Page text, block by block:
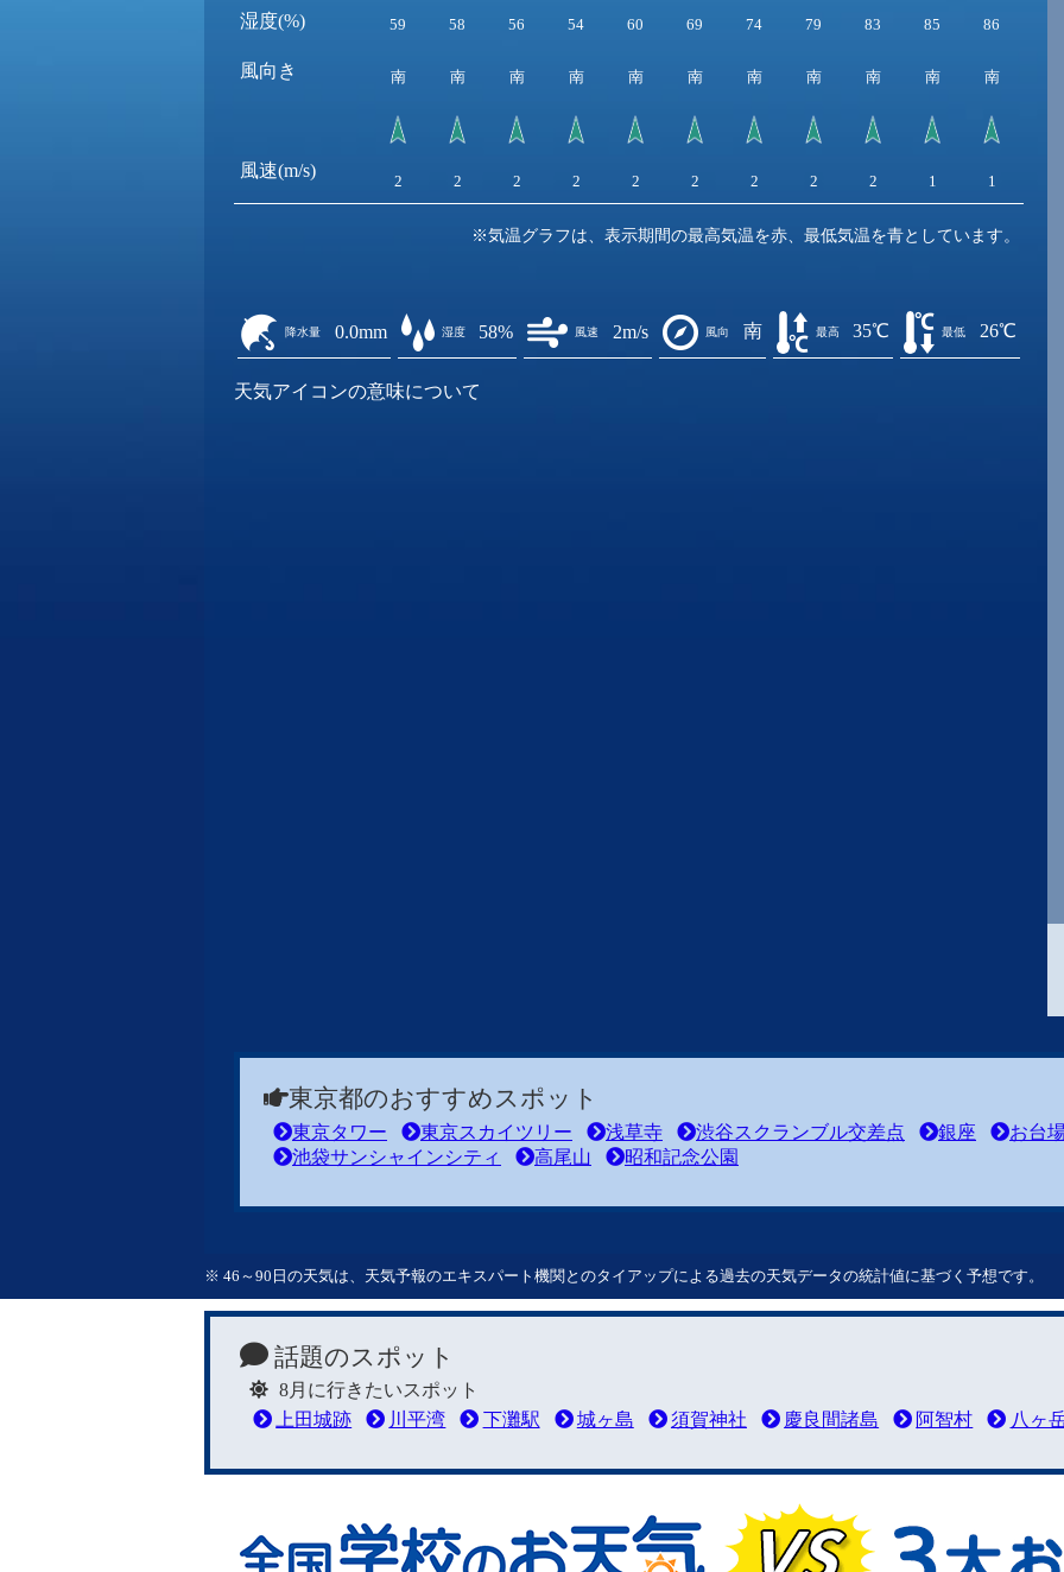
湿度(%)
風向き
風速(m/s)
59 58 56 54 60 69 74 79 83 85 86
南 南 南 南 南 南 南 南 南 南 南
2 2 2 2 2 2 2 2 2 1 1
※気温グラフは、表示期間の最高気温を赤、最低気温を青としています。
降水量 0.0mm 湿度 58% 風速 2m/s 風向 南 最高 35℃ 最低 26℃
天気アイコンの意味について
東京都のおすすめスポット
東京タワー 東京スカイツリー 浅草寺 渋谷スクランブル交差点 銀座
お台
池袋サンシャインシティ
高尾山 昭和記念公園
※ 46～90日の天気は、天気予報のエキスパート機関とのタイアップによる過去の天気データの統計値に基づく予想です。
話題のスポット
8月に行きたいスポット
上田城跡
川平湾 下灘駅 城ヶ島 須賀神社 慶良間諸島 阿智村 八ヶ